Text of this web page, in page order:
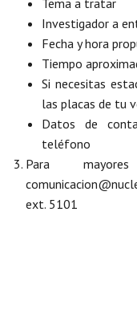
Investigador a
Fecha y hora
Tiempo
Si necesitas
las placas de tu
Datos de
teléfono
Para
comunicacion
ext. 5101